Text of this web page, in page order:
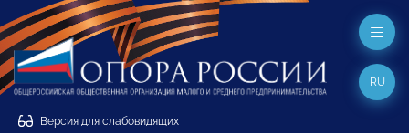
Версия для слабовидящих
RU